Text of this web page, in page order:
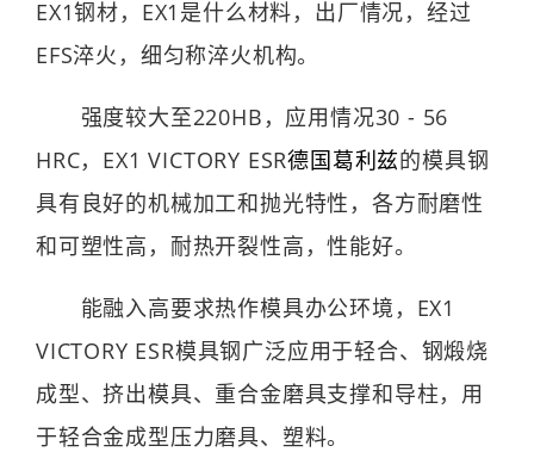
EX1钢材，EX1是什么材料，出厂情况，经过
EFS淬火，细匀称淬火机构。
强度较大至220HB，应用情况30 - 56
HRC，EX1 VICTORY ESR德国葛利兹的模具钢
具有良好的机械加工和抛光特性，各方耐磨性
和可塑性高，耐热开裂性高，性能好。
能融入高要求热作模具办公环境，EX1
VICTORY ESR模具钢广泛应用于轻合、钢煅烧
成型、挤出模具、重合金磨具支撑和导柱，用
于轻合金成型压力磨具、塑料。